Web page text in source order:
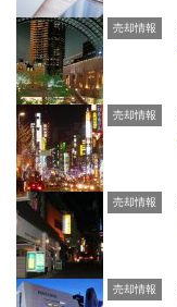
売却情報
売却情報
売却情報
売却情報